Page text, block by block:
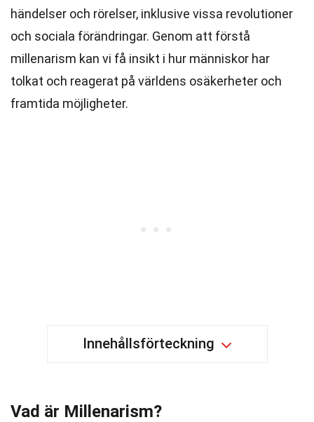
händelser och rörelser, inklusive vissa revolutioner
och sociala förändringar. Genom att förstå
millenarism kan vi få insikt i hur människor har
tolkat och reagerat på världens osäkerheter och
framtida möjligheter.
Innehållsförteckning
Vad är Millenarism?